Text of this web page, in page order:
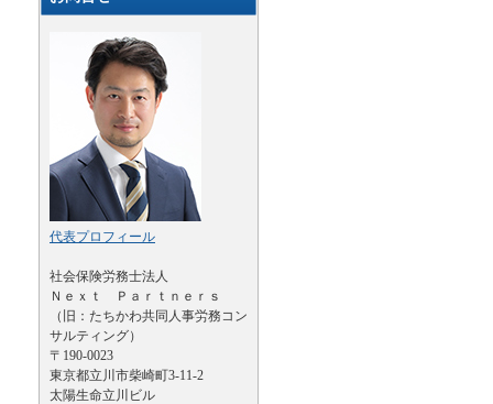
代表プロフィール
社会保険労務士法人
Ｎｅｘｔ Ｐａｒｔｎｅｒｓ
（旧：たちかわ共同人事労務コン
サルティング）
〒190-0023
東京都立川市柴崎町3-11-2
太陽生命立川ビル